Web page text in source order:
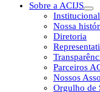
Sobre a ACIJS
Institucional
Nossa
Diretoria
Parceiros
Nossos
Orgulho de